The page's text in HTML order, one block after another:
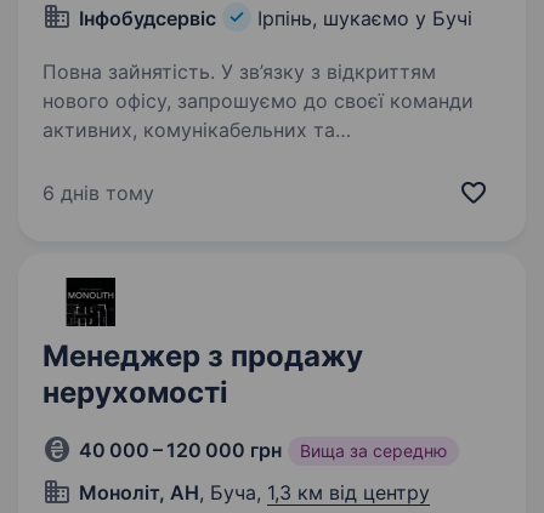
Інфобудсервіс Ірпінь, шукаємо у Бучі
Повна зайнятість. У зв’язку з відкриттям
нового офісу, запрошуємо до своєї команди
активних, комунікабельних та
пропонуємо: сучасні умови праці; комфортний
6 днів тому
Менеджер з продажу
нерухомості
40 000 – 120 000 грн Вища за середню
Моноліт, АН, Буча, 1,3 км від центру